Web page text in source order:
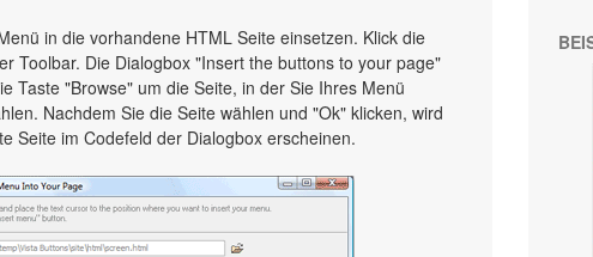
in die vorhandene HTML Seite einsetzen. Klick die
Toolbar. Die Dialogbox "Insert the buttons to your page"
Taste "Browse" um die Seite, in der Sie Ihres Menü
Nachdem Sie die Seite wählen und "Ok" klicken, wird
Seite im Codefeld der Dialogbox erscheinen.